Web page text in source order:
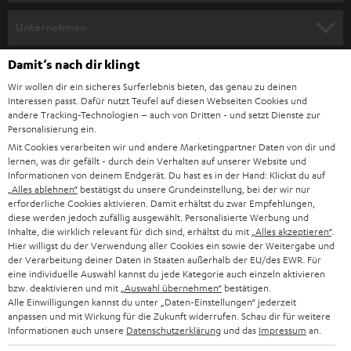
l
d
u
n
g
SOUNDBAR
HIFI-LAUTSPRECHER
SMART HOME
BLUETOOTH-LAUTSPRECHER
KOPFHÖRER
BLUETOOTH-KOPFHÖRER
STEREOANLAGEN
LAUTSPRECHER
SUPPORT
KARRIERE
PRESSE & MARKETING
GESCHÄFTSKUNDEN
PARTNERPROGRAMM
BLOG
NEWSLETTER
STORES
DEINE VORTEILE BEI TEUFEL
Teufel Onlineshops
DEUTSCHLAND
ÖSTERREICH
SCHWEIZ
NIEDERLANDE
BELGIEN
FRANKREICH
Damit‘s nach dir klingt
Wir wollen dir ein sicheres Surferlebnis bieten, das genau zu deinen
Interessen passt. Dafür nutzt Teufel auf diesen Webseiten Cookies und
andere Tracking-Technologien – auch von Dritten - und setzt Dienste zur
Personalisierung ein.
Mit Cookies verarbeiten wir und andere Marketingpartner Daten von dir und
lernen, was dir gefällt - durch dein Verhalten auf unserer Website und
Informationen von deinem Endgerät. Du hast es in der Hand: Klickst du auf
„Alles ablehnen“ bestätigst du unsere Grundeinstellung, bei der wir nur
erforderliche Cookies aktivieren. Damit erhältst du zwar Empfehlungen,
diese werden jedoch zufällig ausgewählt. Personalisierte Werbung und
Inhalte, die wirklich relevant für dich sind, erhältst du mit „Alles akzeptieren“.
Hier willigst du der Verwendung aller Cookies ein sowie der Weitergabe und
der Verarbeitung deiner Daten in Staaten außerhalb der EU/des EWR. Für
eine individuelle Auswahl kannst du jede Kategorie auch einzeln aktivieren
bzw. deaktivieren und mit „Auswahl übernehmen“ bestätigen.
Alle Einwilligungen kannst du unter „Daten-Einstellungen“ jederzeit
anpassen und mit Wirkung für die Zukunft widerrufen. Schau dir für weitere
Informationen auch unsere Datenschutzerklärung und das Impressum an.